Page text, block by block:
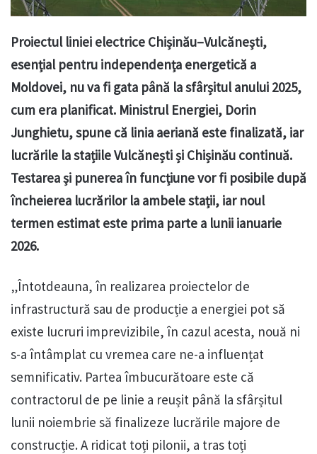
Proiectul liniei electrice Chișinău–Vulcănești,
esențial pentru independența energetică a
Moldovei, nu va fi gata până la sfârșitul anului 2025,
cum era planificat. Ministrul Energiei, Dorin
Junghietu, spune că linia aeriană este finalizată, iar
lucrările la stațiile Vulcănești și Chișinău continuă.
Testarea și punerea în funcțiune vor fi posibile după
încheierea lucrărilor la ambele stații, iar noul
termen estimat este prima parte a lunii ianuarie
2026.
„Întotdeauna, în realizarea proiectelor de
infrastructură sau de producție a energiei pot să
existe lucruri imprevizibile, în cazul acesta, nouă ni
s-a întâmplat cu vremea care ne-a influențat
semnificativ. Partea îmbucurătoare este că
contractorul de pe linie a reușit până la sfârșitul
lunii noiembrie să finalizeze lucrările majore de
construcție. A ridicat toți pilonii, a tras toți